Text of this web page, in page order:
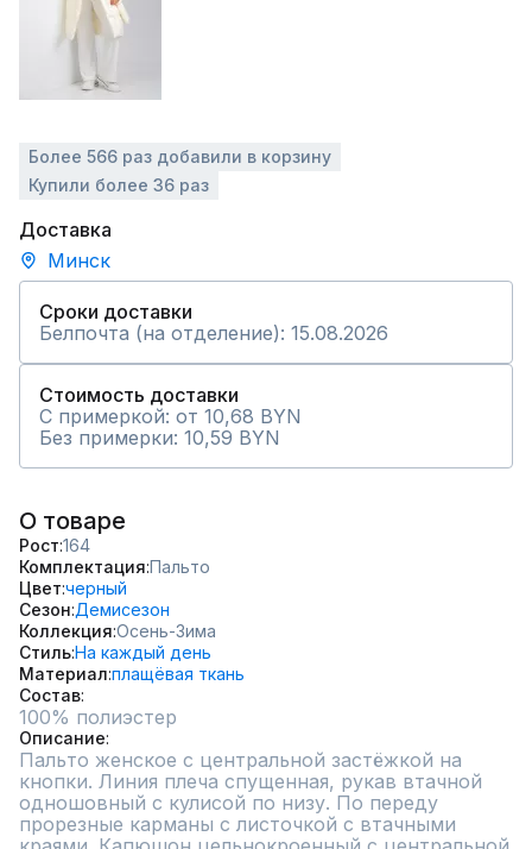
Более 566 раз добавили в корзину
Купили более 36 раз
Доставка
Минск
Сроки доставки
Белпочта (на отделение): 15.08.2026
Стоимость доставки
С примеркой: от 10,68 BYN
Без примерки: 10,59 BYN
О товаре
Рост 164
Комплектация Пальто
Цвет черный
Сезон Демисезон
Коллекция Осень-Зима
СтильНа каждый день
Материал плащёвая ткань
Состав
100% полиэстер
Описание
Пальто женское с центральной застёжкой на
кнопки. Линия плеча спущенная, рукав втачной
одношовный с кулисой по низу. По переду
прорезные карманы с листочкой с втачными